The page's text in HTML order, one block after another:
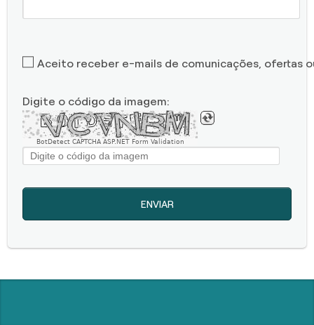
Aceito receber e-mails de comunicações, ofertas
Digite o código da imagem:
BotDetect CAPTCHA ASP.NET Form Validation
ENVIAR